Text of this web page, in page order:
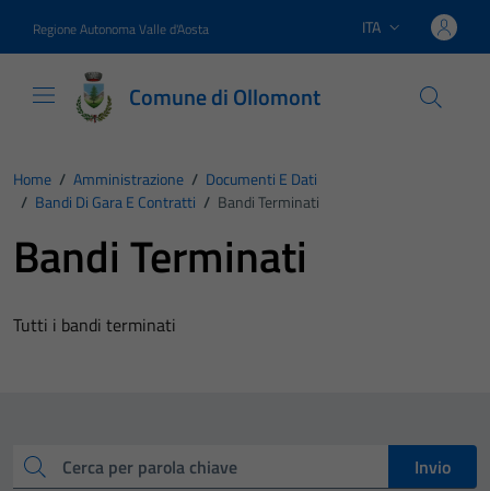
Regione Autonoma Valle d'Aosta Lingua attiva:
ITA
Comune di Ollomont
Home / Amministrazione / Documenti E Dati
/ Bandi Di Gara E Contratti / Bandi Terminati
Bandi Terminati
Tutti i bandi terminati
Cerca
Invio